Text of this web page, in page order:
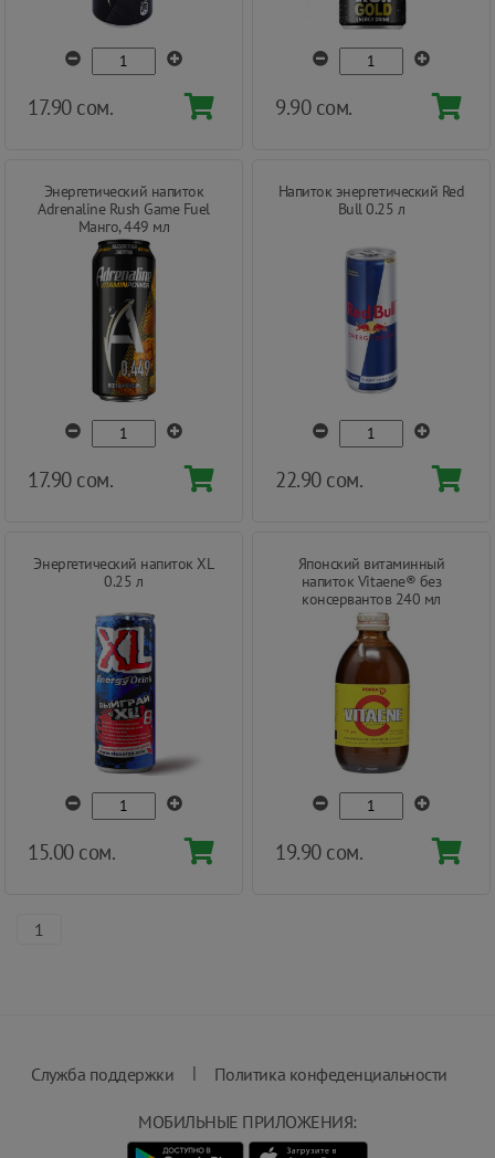
17.90 сом. 9.90 сом.
Энергетический напиток
Adrenaline Rush Game Fuel
Манго, 449 мл
17.90 сом.
Напиток энергетический Red
Bull 0.25 л
22.90 сом.
Энергетический напиток XL
0.25 л
15.00 сом.
Японский витаминный
напиток Vitaene® без
консервантов 240 мл
19.90 сом.
1
Служба поддержки | Политика конфеденциальности
МОБИЛЬНЫЕ ПРИЛОЖЕНИЯ: